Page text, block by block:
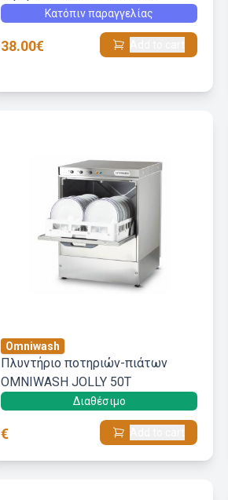
Κατόπιν παραγγελίας
38.00€
Omniwash
Πλυντήριο ποτηριών-πιάτων
OMNIWASH JOLLY 50T
Διαθέσιμο
€